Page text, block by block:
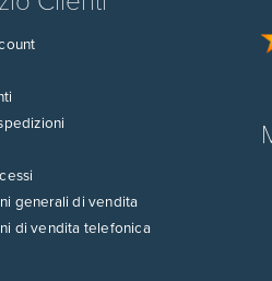
generali di vendita
di vendita telefonica